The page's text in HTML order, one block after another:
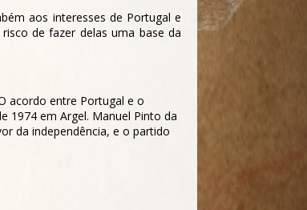
aos interesses de Portugal e
de fazer delas uma base da
acordo entre Portugal e o
1974 em Argel. Manuel Pinto da
da independência, e o partido